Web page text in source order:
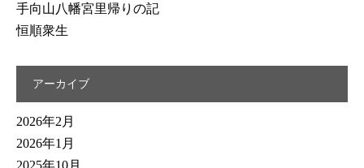
手向山八幡宮里帰りの記
恒順衆生
アーカイブ
2026年2月
2026年1月
2025年10月